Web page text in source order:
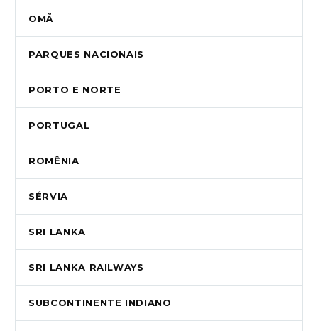
OMÃ
PARQUES NACIONAIS
PORTO E NORTE
PORTUGAL
ROMÊNIA
SÉRVIA
SRI LANKA
SRI LANKA RAILWAYS
SUBCONTINENTE INDIANO